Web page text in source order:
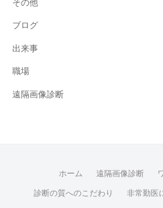
その他
ブログ
出来事
職場
遠隔画像診断
ホーム 遠隔画像診断
診断の質へのこだわり 非常勤医